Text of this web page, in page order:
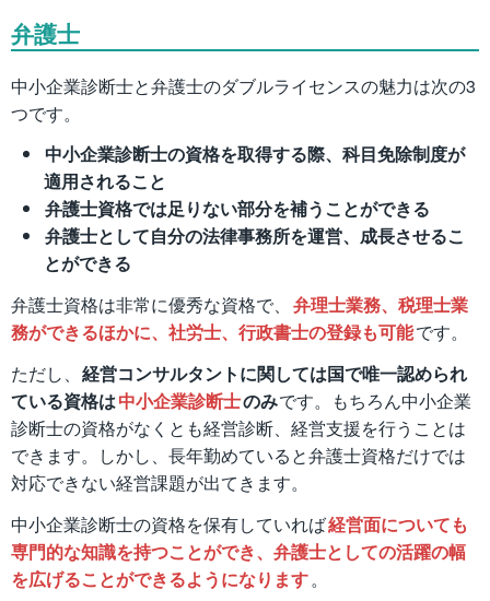
弁護士
中小企業診断士と弁護士のダブルライセンスの魅力は次の3
つです。
中小企業診断士の資格を取得する際、科目免除制度が
適用されること
弁護士資格では足りない部分を補うことができる
弁護士として自分の法律事務所を運営、成長させるこ
とができる
弁護士資格は非常に優秀な資格で、 弁理士業務、税理士業
務ができるほかに、社労士、行政書士の登録も可能です。
ただし、 経営コンサルタントに関しては国で唯一認められ
ている資格は中小企業診断士のみです。もちろん中小企業
診断士の資格がなくとも経営診断、経営支援を行うことは
できます。しかし、長年勤めていると弁護士資格だけでは
対応できない経営課題が出てきます。
中小企業診断士の資格を保有していれば経営面についても
専門的な知識を持つことができ、弁護士としての活躍の幅
を広げることができるようになります。